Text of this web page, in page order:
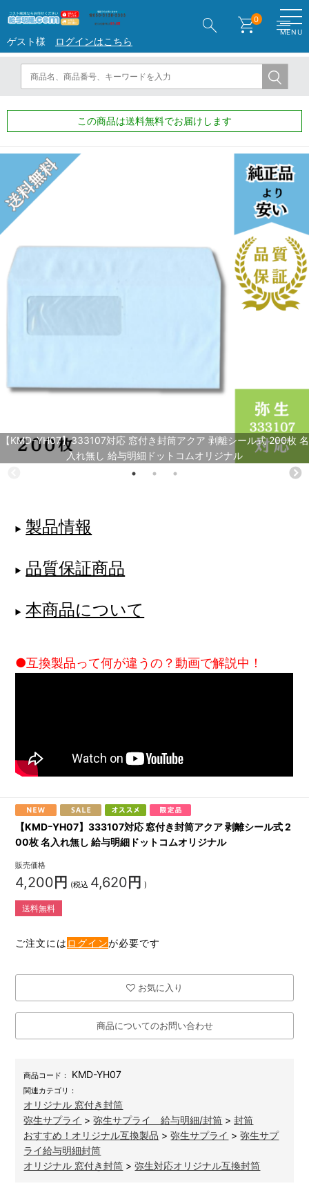
ゲスト様 ログインはこちら
MENU
search shopping_cart0 menu
この商品は送料無料でお届けします
【KMDｰYH07】333107対応 窓付き封筒アクア 剥離シール式 200枚 名
入れ無し 給与明細ドットコムオリジナル
製品情報
品質保証商品
本商品について
●互換製品って何が違うの？動画で解説中！
【KMDｰYH07】333107対応 窓付き封筒アクア 剥離シール式 2
00枚 名入れ無し 給与明細ドットコムオリジナル
販売価格
4,200 円 (税込 4,620 円 )
送料無料
ご注文には ログインが必要です
お気に入り
商品についてのお問い合わせ
商品コード： KMD-YH07
関連カテゴリ：
オリジナル 窓付き封筒
弥生サプライ >弥生サプライ 給与明細/封筒 >封筒
おすすめ！オリジナル互換製品 >弥生サプライ >弥生サプ
ライ給与明細封筒
オリジナル 窓付き封筒 >弥生対応オリジナル互換封筒